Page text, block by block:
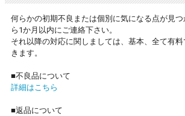
何らかの初期不良または個別に気になる点が見
ら1か月以内にご連絡下さい。
それ以降の対応に関しましては、基本、全て有
きます。
■不良品について
詳細はこちら
■返品について